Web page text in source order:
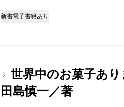
新書電子書籍あり
世界中のお菓子あ
田島慎一／著